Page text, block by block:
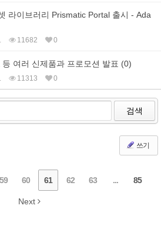
라이브러리 Prismatic Portal 출시 - Ada
11682 0
여러 신제품과 프로모션 발표 (0)
11313 0
검색
쓰기
59 60 61 62 63 ... 85
Next